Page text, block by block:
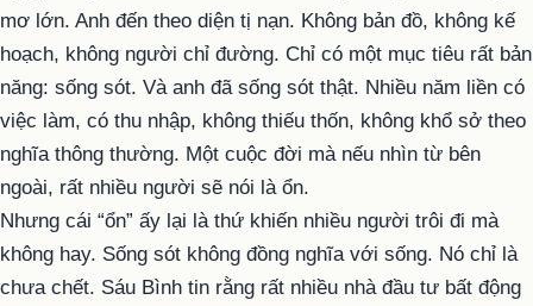
mơ lớn. Anh đến theo diện tị nạn. Không bản đồ, không kế
hoạch, không người chỉ đường. Chỉ có một mục tiêu rất bản
năng: sống sót. Và anh đã sống sót thật. Nhiều năm liền có
việc làm, có thu nhập, không thiếu thốn, không khổ sở theo
nghĩa thông thường. Một cuộc đời mà nếu nhìn từ bên
ngoài, rất nhiều người sẽ nói là ổn.
Nhưng cái “ổn” ấy lại là thứ khiến nhiều người trôi đi mà
không hay. Sống sót không đồng nghĩa với sống. Nó chỉ là
chưa chết. Sáu Bình tin rằng rất nhiều nhà đầu tư bất động